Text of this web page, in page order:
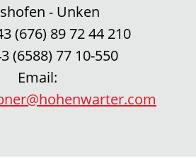
- Unken
(676) 89 72 44 210
(6588) 77 10-550
Email: